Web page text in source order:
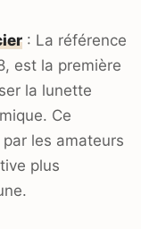
: La référence
est la première
la lunette
Ce
les amateurs
plus